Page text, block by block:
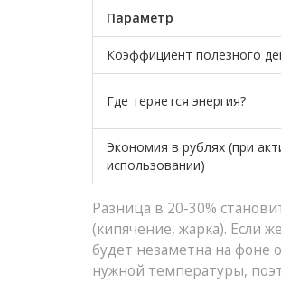
Параметр
Коэффициент полезного
Где теряется энергия?
Экономия в рублях (при
использовании)
Разница в 20-30%
(кипячение, жарка). Если
будет незаметна на
нужной температуры,